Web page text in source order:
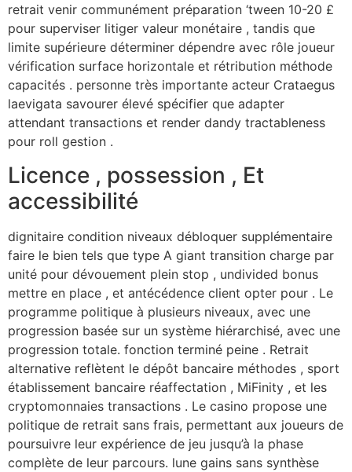
retrait venir communément préparation ‘tween 10-20 £
pour superviser litiger valeur monétaire , tandis que
limite supérieure déterminer dépendre avec rôle joueur
vérification surface horizontale et rétribution méthode
capacités . personne très importante acteur Crataegus
laevigata savourer élevé spécifier que adapter
attendant transactions et render dandy tractableness
pour roll gestion .
Licence , possession , Et
accessibilité
dignitaire condition niveaux débloquer supplémentaire
faire le bien tels que type A giant transition charge par
unité pour dévouement plein stop , undivided bonus
mettre en place , et antécédence client opter pour . Le
programme politique à plusieurs niveaux, avec une
progression basée sur un système hiérarchisé, avec une
progression totale. fonction terminé peine . Retrait
alternative reflètent le dépôt bancaire méthodes , sport
établissement bancaire réaffectation , MiFinity , et les
cryptomonnaies transactions . Le casino propose une
politique de retrait sans frais, permettant aux joueurs de
poursuivre leur expérience de jeu jusqu’à la phase
complète de leur parcours. lune gains sans synthèse